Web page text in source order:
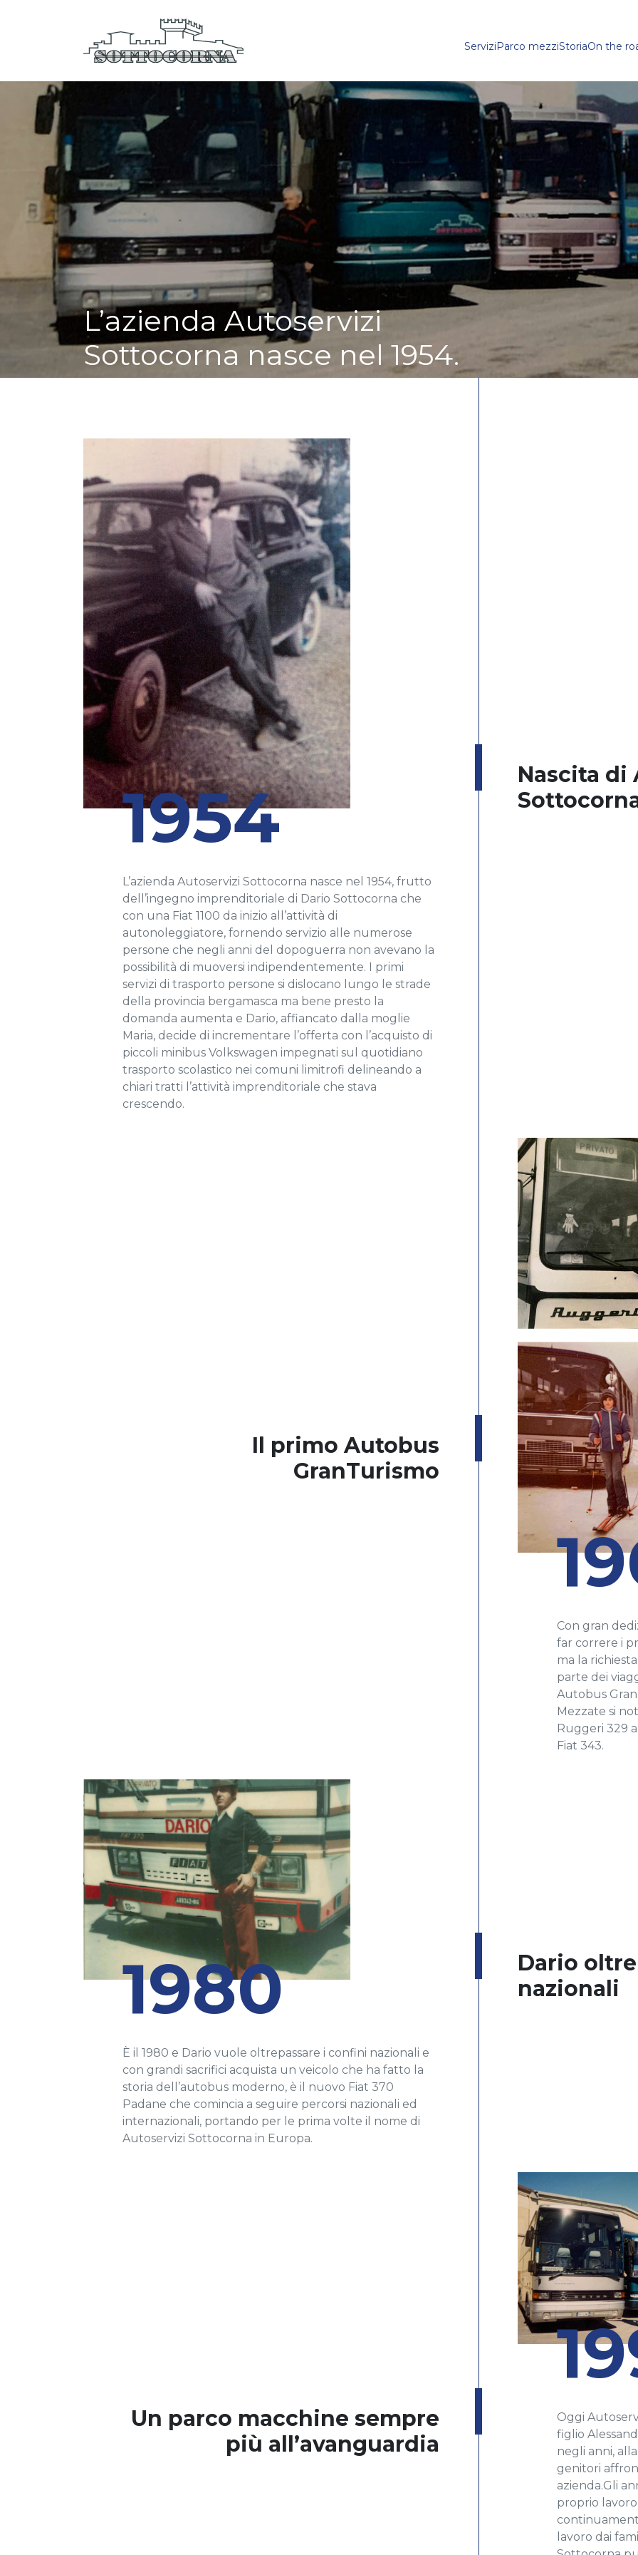
ServiziParco mezziStoriaOn the
L’azienda Autoservizi
Sottocorna nasce nel 1954.
1954
L’azienda Autoservizi Sottocorna nasce nel 1954, frutto
dell’ingegno imprenditoriale di Dario Sottocorna che
con una Fiat 1100 da inizio all’attività di
autonoleggiatore, fornendo servizio alle numerose
persone che negli anni del dopoguerra non avevano la
possibilità di muoversi indipendentemente. I primi
servizi di trasporto persone si dislocano lungo le strade
della provincia bergamasca ma bene presto la
domanda aumenta e Dario, affiancato dalla moglie
Maria, decide di incrementare l’offerta con l’acquisto di
piccoli minibus Volkswagen impegnati sul quotidiano
trasporto scolastico nei comuni limitrofi delineando a
chiari tratti l’attività imprenditoriale che stava
crescendo.
Nascita di
Il primo Autobus
GranTurismo
Con gran
far correre i
ma la
parte dei
Autobus
Mezzate si
Ruggeri 329
Fiat 343.
1980
È il 1980 e Dario vuole oltrepassare i confini nazionali e
con grandi sacrifici acquista un veicolo che ha fatto la
storia dell’autobus moderno, è il nuovo Fiat 370
Padane che comincia a seguire percorsi nazionali ed
internazionali, portando per le prima volte il nome di
Autoservizi Sottocorna in Europa.
Dario
nazionali
Un parco macchine sempre
più all’avanguardia
Oggi
figlio
negli anni,
genitori
azienda.Gli
proprio
lavoro dai